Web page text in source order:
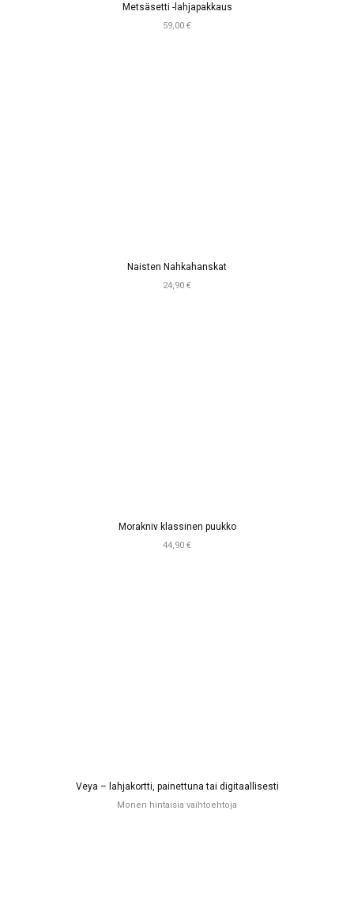
Metsäsetti -lahjapakkaus
59,00 €
Naisten Nahkahanskat
24,90 €
Morakniv klassinen puukko
44,90 €
Veya – lahjakortti, painettuna tai digitaallisesti
Monen hintaisia vaihtoehtoja